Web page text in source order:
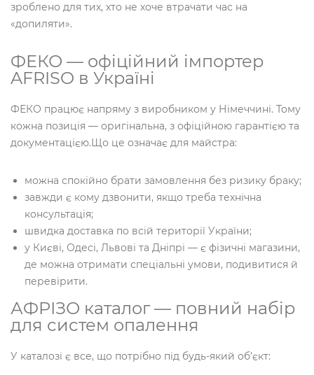
зроблено для тих, хто не хоче втрачати час на
«допиляти».
ФЕКО — офіційний імпортер
AFRISO в Україні
ФЕКО працює напряму з виробником у Німеччині. Тому
кожна позиція — оригінальна, з офіційною гарантією та
документацією.Що це означає для майстра:
можна спокійно брати замовлення без ризику браку;
завжди є кому дзвонити, якщо треба технічна
консультація;
швидка доставка по всій території України;
у Києві, Одесі, Львові та Дніпрі — є фізичні магазини,
де можна отримати спеціальні умови, подивитися й
перевірити.
АФРІЗО каталог — повний набір
для систем опалення
У каталозі є все, що потрібно під будь-який об’єкт: